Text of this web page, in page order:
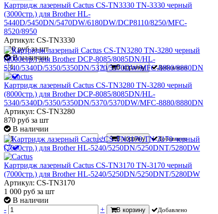
Картридж лазерный Cactus CS-TN3330 TN-3330 черный
(3000стр.) для Brother HL-
5440D/5450DN/5470DW/6180DW/DCP8110/8250/MFC-
8520/8950
Артикул: CS-TN3330
790рубза шт
В наличии
-
+ В корзину Добавлено
Картридж лазерный Cactus CS-TN3280 TN-3280 черный
(8000стр.) для Brother DCP-8085/8085DN/HL-
5340/5340D/5350/5350DN/5370/5370DW/MFC-8880/8880DN
Артикул: CS-TN3280
870 руб за шт
В наличии
-
+ В корзину Добавлено
Картридж лазерный Cactus CS-TN3170 TN-3170 черный
(7000стр.) для Brother HL-5240/5250DN/5250DNT/5280DW
Артикул: CS-TN3170
1 000 руб за шт
В наличии
-
+ В корзину Добавлено